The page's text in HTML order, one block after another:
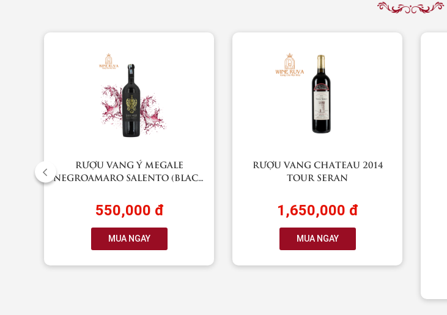
RƯỢU VANG Ý MEGALE
NEGROAMARO SALENTO (BLACK
550,000 đ
MUA NGAY
RƯỢU VANG CHATEAU 2014
TOUR SERAN
1,650,000 đ
MUA NGAY